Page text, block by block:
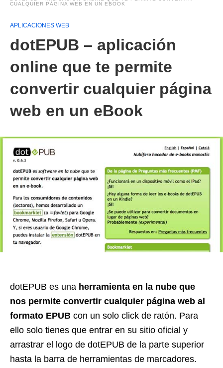
CUALQUIER PÁGINA WEB EN UN EBOOK
APLICACIONES WEB
dotEPUB – aplicación
online que te permite
convertir cualquier página
web en un eBook
dotEPUB es una herramienta en la nube que
nos permite convertir cualquier página web al
formato EPUB con un solo click de ratón. Para
ello solo tienes que entrar en su sitio oficial y
arrastrar el logo de dotEPUB de la parte superior
hasta la barra de herramientas de marcadores.